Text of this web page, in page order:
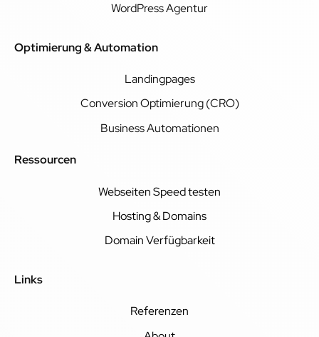
WordPress Agentur
Optimierung & Automation
Landingpages
Conversion Optimierung (CRO)
Business Automationen
Ressourcen
Webseiten Speed testen
Hosting & Domains
Domain Verfügbarkeit
Links
Referenzen